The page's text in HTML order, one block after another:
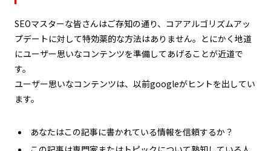
SEOマスターな皆さんはご存知の通り、コアアルゴリズムアッ
プデートに対して特効薬的な方法はありません。とにかく地道
にユーザー思いなコンテンツを準備してあげることが近道で
す。
ユーザー思いなコンテンツは、以前googleがヒントを出してい
ます。
あなたはこの記事に書かれている情報を信頼するか？